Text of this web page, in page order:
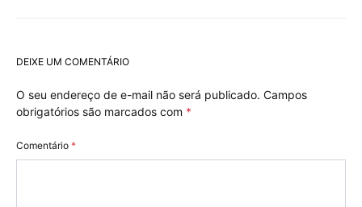
DEIXE UM COMENTÁRIO
O seu endereço de e-mail não será publicado. Campos
obrigatórios são marcados com *
Comentário *